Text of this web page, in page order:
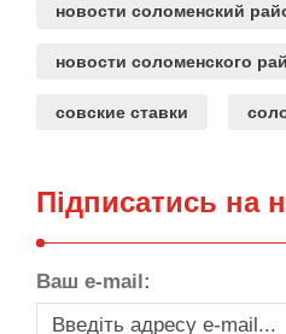
новости соломенский
новости соломенского
совские ставки
Підписатись на
Ваш e-mail: